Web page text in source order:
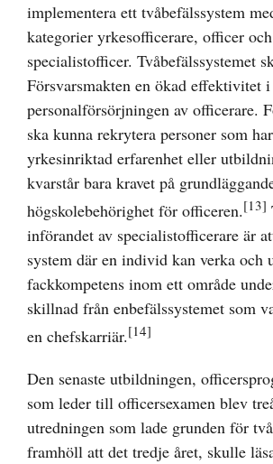
implementera ett tvåbefälssystem
kategorier yrkesofficerare, officer och
specialistofficer. Tvåbefälssystemet
Försvarsmakten en ökad effektivitet i
personalförsörjningen av officerare.
ska kunna rekrytera personer som
yrkesinriktad erfarenhet eller
kvarstår bara kravet på
högskolebehörighet för officeren.[13]
införandet av specialistofficerare är
system där en individ kan verka och
fackkompetens inom ett område
skillnad från enbefälssystemet som
en chefskarriär.[14]
Den senaste utbildningen,
som leder till officersexamen blev
utredningen som lade grunden för
framhöll att det tredje året, skulle